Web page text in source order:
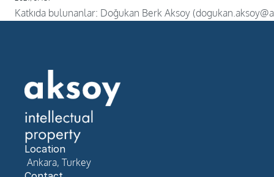
Katkıda bulunanlar: Doğukan Berk Aksoy
Location
Ankara, Turkey